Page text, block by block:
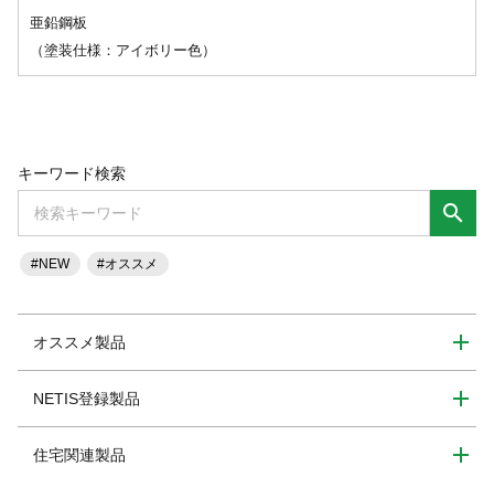
亜鉛鋼板
（塗装仕様：アイボリー色）
キーワード検索
search
#NEW #オススメ
オススメ製品
NETIS登録製品
住宅関連製品